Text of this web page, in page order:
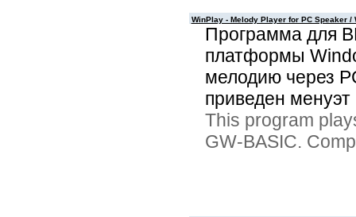
WinPlay - Melody Player for PC Speaker /
Программа для
платформы
мелодию через
приведен
This program
GW-BASIC.